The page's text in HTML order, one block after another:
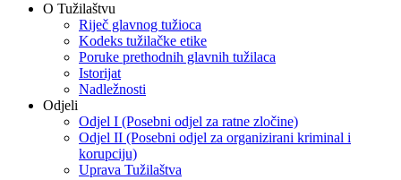
O Tužilaštvu
Riječ glavnog tužioca
Kodeks tužilačke etike
Poruke prethodnih glavnih tužilaca
Istorijat
Nadležnosti
Odjeli
Odjel I (Posebni odjel za ratne zločine)
Odjel II (Posebni odjel za organizirani kriminal i
korupciju)
Uprava Tužilaštva